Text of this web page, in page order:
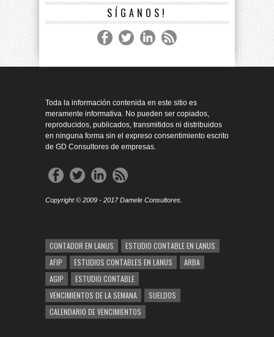
SÍGANOS!
Toda la información contenida en este sitio es
meramente informativa. No pueden ser copiados,
reproducidos, publicados, transmitidos ni distribuidos
en ninguna forma sin el expreso consentimiento escrito
de GD Consultores de empresas.
Copyright © 2009 - 2017 Damele Consultores.
CONTADOR EN LANUS
ESTUDIO CONTABLE EN LANUS
AFIP
ESTUDIOS CONTABLES EN LANUS
ARBA
AGIP
ESTUDIO CONTABLE
VENCIMIENTOS DE LA SEMANA
SUELDOS
CALENDARIO DE VENCIMIENTOS